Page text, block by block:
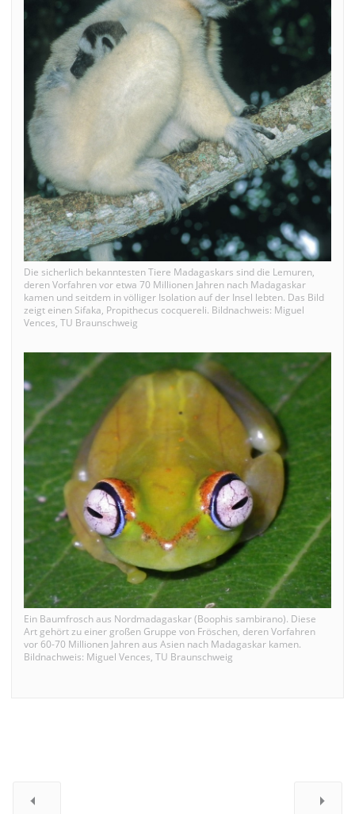
Die sicherlich bekanntesten Tiere Madagaskars sind die Lemuren,
deren Vorfahren vor etwa 70 Millionen Jahren nach Madagaskar
kamen und seitdem in völliger Isolation auf der Insel lebten. Das Bild
zeigt einen Sifaka, Propithecus cocquereli. Bildnachweis: Miguel
Vences, TU Braunschweig
Ein Baumfrosch aus Nordmadagaskar (Boophis sambirano). Diese
Art gehört zu einer großen Gruppe von Fröschen, deren Vorfahren
vor 60-70 Millionen Jahren aus Asien nach Madagaskar kamen.
Bildnachweis: Miguel Vences, TU Braunschweig